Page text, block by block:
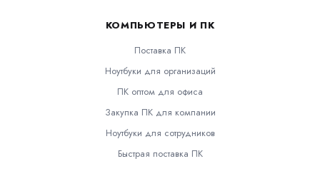
КОМПЬЮТЕРЫ И ПК
Поставка ПК
Ноутбуки для организаций
ПК оптом для офиса
Закупка ПК для компании
Ноутбуки для сотрудников
Быстрая поставка ПК